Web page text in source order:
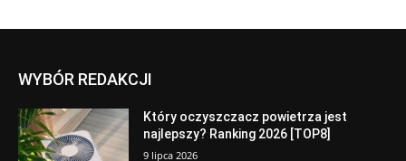
WYBÓR REDAKCJI
Który oczyszczacz powietrza jest
najlepszy? Ranking 2026 [TOP8]
9 lipca 2026